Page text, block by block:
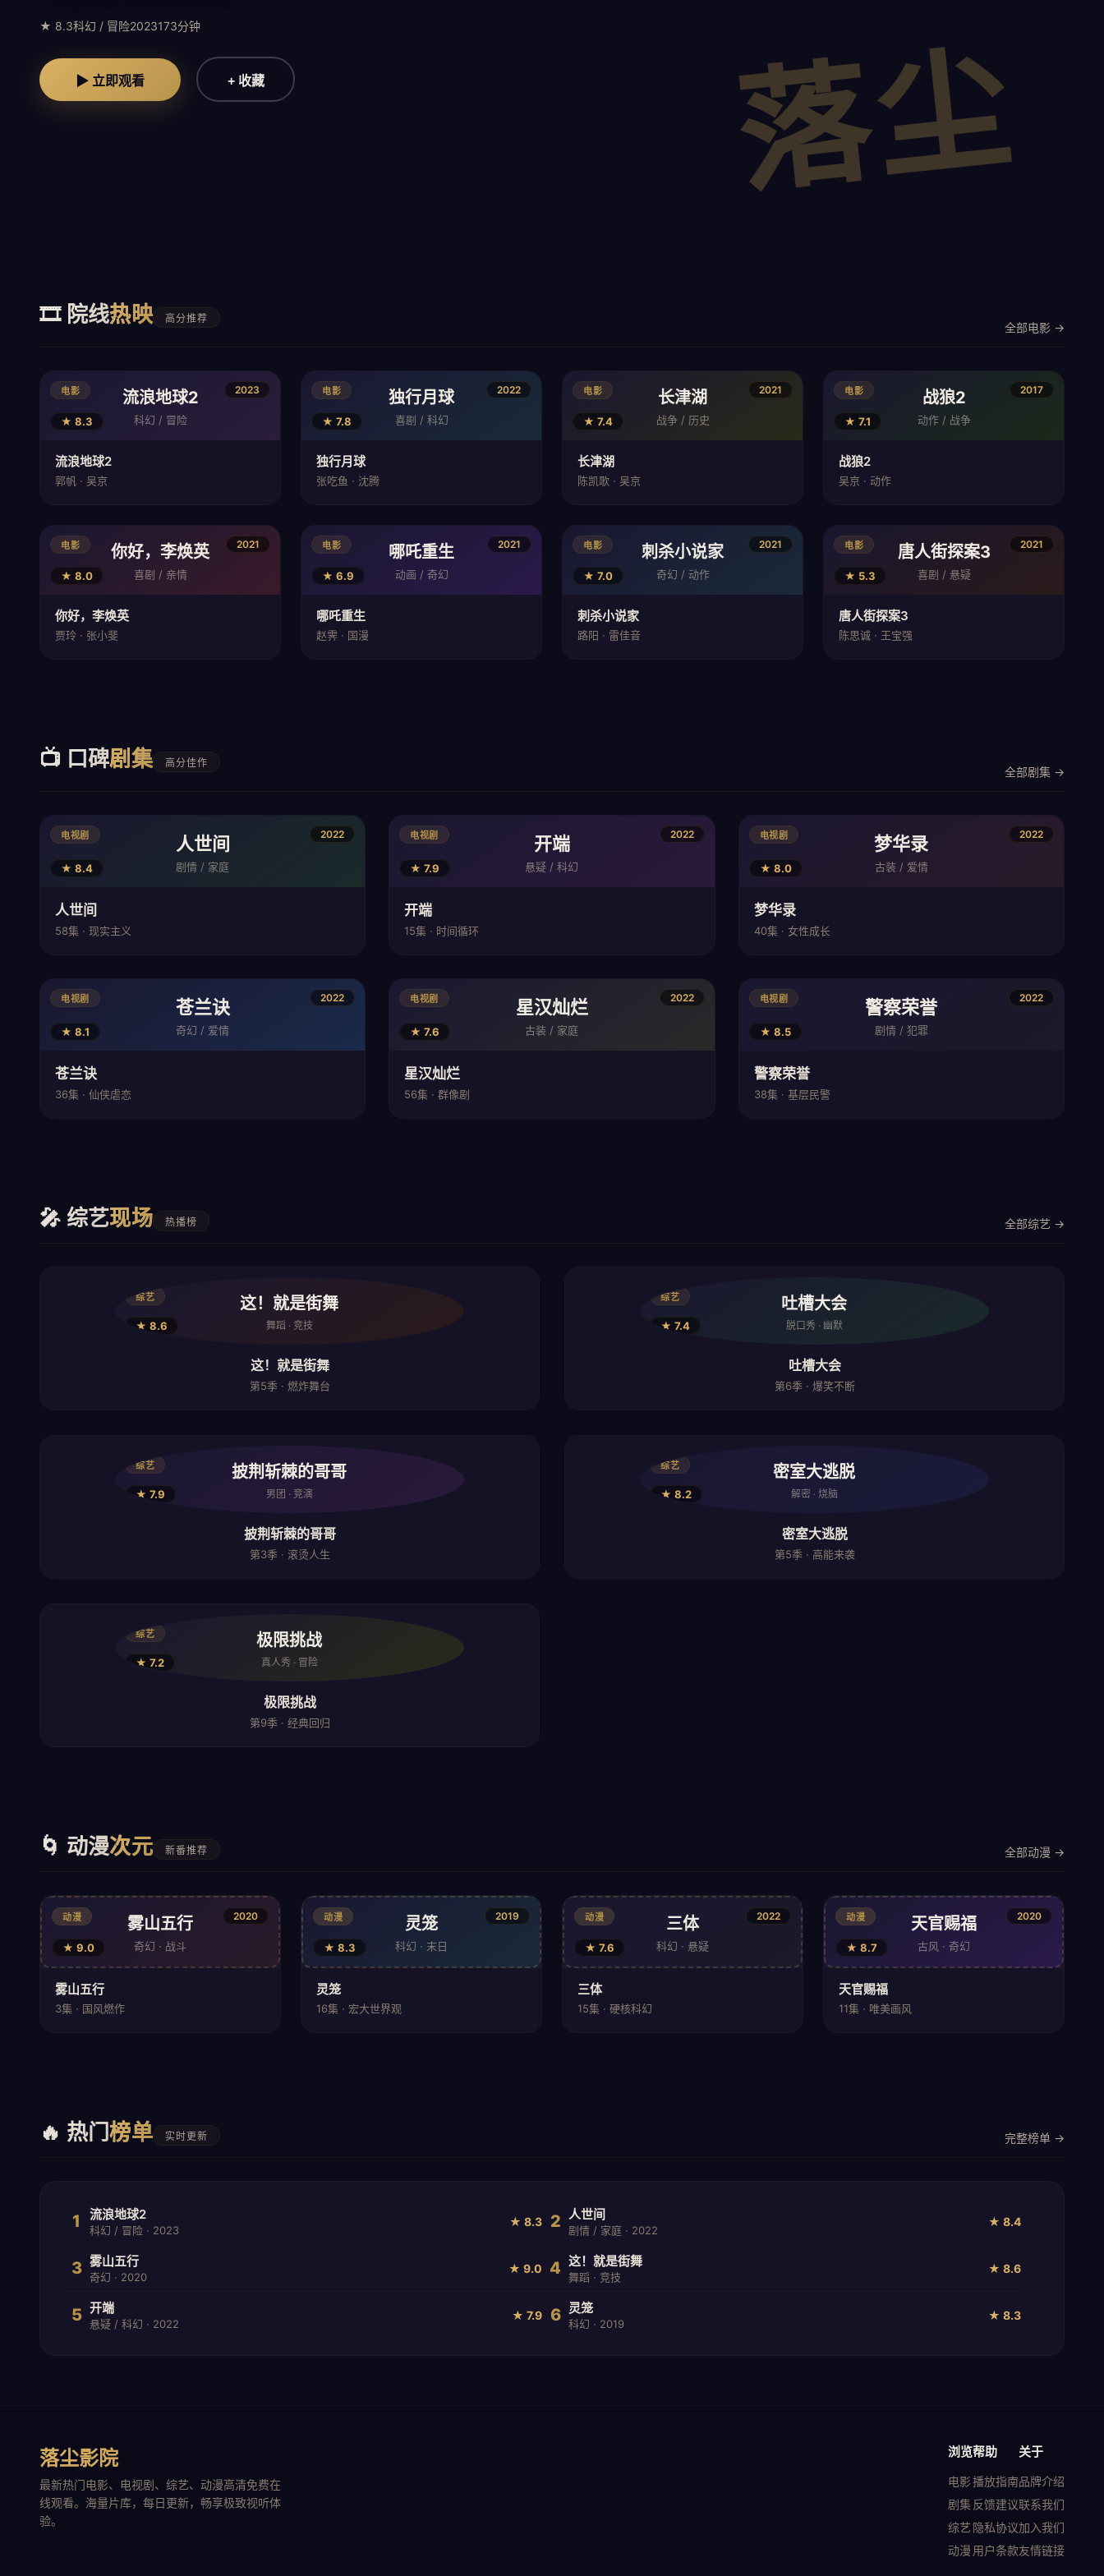
落尘
★ 8.3科幻 / 冒险2023173分钟
▶ 立即观看 + 收藏
🎞️ 院线热映 高分推荐
全部电影 →
电影 2023
★ 8.3
流浪地球2
科幻 / 冒险
流浪地球2
郭帆 · 吴京
电影 2022
★ 7.8
独行月球
喜剧 / 科幻
独行月球
张吃鱼 · 沈腾
电影 2021
★ 7.4
长津湖
战争 / 历史
长津湖
陈凯歌 · 吴京
电影 2017
★ 7.1
战狼2
动作 / 战争
战狼2
吴京 · 动作
电影 2021
★ 8.0
你好，李焕英
喜剧 / 亲情
你好，李焕英
贾玲 · 张小斐
电影 2021
★ 6.9
哪吒重生
动画 / 奇幻
哪吒重生
赵霁 · 国漫
电影 2021
★ 7.0
刺杀小说家
奇幻 / 动作
刺杀小说家
路阳 · 雷佳音
电影 2021
★ 5.3
唐人街探案3
喜剧 / 悬疑
唐人街探案3
陈思诚 · 王宝强
📺 口碑剧集 高分佳作
全部剧集 →
电视剧 2022
★ 8.4
人世间
剧情 / 家庭
人世间
58集 · 现实主义
电视剧 2022
★ 7.9
开端
悬疑 / 科幻
开端
15集 · 时间循环
电视剧 2022
★ 8.0
梦华录
古装 / 爱情
梦华录
40集 · 女性成长
电视剧 2022
★ 8.1
苍兰诀
奇幻 / 爱情
苍兰诀
36集 · 仙侠虐恋
电视剧 2022
★ 7.6
星汉灿烂
古装 / 家庭
星汉灿烂
56集 · 群像剧
电视剧 2022
★ 8.5
警察荣誉
剧情 / 犯罪
警察荣誉
38集 · 基层民警
🎤 综艺现场 热播榜 全部综艺 →
综艺
★ 8.6
这！就是街舞
舞蹈 · 竞技
这！就是街舞
第5季 · 燃炸舞台
综艺
★ 7.4
吐槽大会
脱口秀 · 幽默
吐槽大会
第6季 · 爆笑不断
综艺
★ 7.9
披荆斩棘的哥哥
男团 · 竞演
披荆斩棘的哥哥
第3季 · 滚烫人生
综艺
★ 8.2
密室大逃脱
解密 · 烧脑
密室大逃脱
第5季 · 高能来袭
综艺
★ 7.2
极限挑战
真人秀 · 冒险
极限挑战
第9季 · 经典回归
🌀 动漫次元 新番推荐 全部动漫 →
动漫 2020
★ 9.0
雾山五行
奇幻 · 战斗
雾山五行
3集 · 国风燃作
动漫 2019
★ 8.3
灵笼
科幻 · 末日
灵笼
16集 · 宏大世界观
动漫 2022
★ 7.6
三体
科幻 · 悬疑
三体
15集 · 硬核科幻
动漫 2020
★ 8.7
天官赐福
古风 · 奇幻
天官赐福
11集 · 唯美画风
🔥 热门榜单 实时更新 完整榜单 →
1 流浪地球2
科幻 / 冒险 · 2023
★ 8.3 2 人世间
剧情 / 家庭 · 2022
★ 8.4
3 雾山五行
奇幻 · 2020
★ 9.0 4 这！就是街舞
舞蹈 · 竞技
★ 8.6
5 开端
悬疑 / 科幻 · 2022
★ 7.9 6 灵笼
科幻 · 2019
★ 8.3
落尘影院
最新热门电影、电视剧、综艺、动漫高清免费在
线观看。海量片库，每日更新，畅享极致视听体
验。
浏览
电影
剧集
综艺
动漫
帮助
播放指南
反馈建议
隐私协议
用户条款
关于
品牌介绍
联系我们
加入我们
友情链接